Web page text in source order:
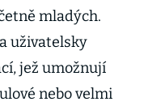
mladých.
uživatelsky
jež umožnují
nebo velmi